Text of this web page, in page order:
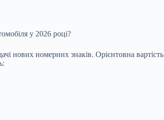
у 2026 році?
нових номерних знаків. Орієнтовна